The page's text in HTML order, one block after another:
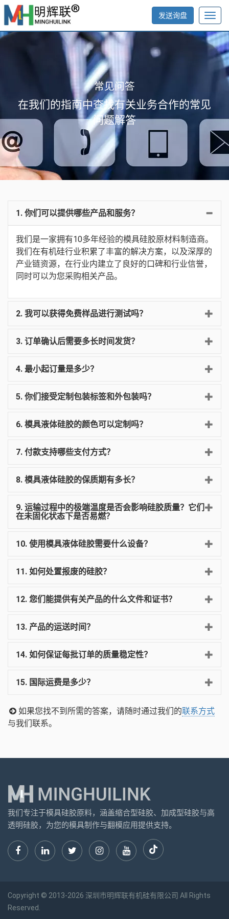
发送询盘
常见问答
在我们的指南中查找有关业务合作的常见
问题解答
1. 你们可以提供哪些产品和服务？
我们是一家拥有10多年经验的模具硅胶原材料制造商。
我们在有机硅行业积累了丰富的解决方案，以及深厚的
产业链资源，在行业内建立了良好的口碑和行业信誉，
同时可以为您采购相关产品。
2. 我可以获得免费样品进行测试吗？
3. 订单确认后需要多长时间发货？
4. 最小起订量是多少？
5. 你们接受定制包装标签和外包装吗？
6. 模具液体硅胶的颜色可以定制吗？
7. 付款支持哪些支付方式？
8. 模具液体硅胶的保质期有多长？
9. 运输过程中的极端温度是否会影响硅胶质量？它们
在未固化状态下是否易燃？
10. 使用模具液体硅胶需要什么设备？
11. 如何处置报废的硅胶？
12. 您们能提供有关产品的什么文件和证书？
13. 产品的运送时间？
14. 如何保证每批订单的质量稳定性？
15. 国际运费是多少？
如果您找不到所需的答案，请随时通过我们的联系方式
与我们联系。
我们专注于模具硅胶原料，涵盖缩合型硅胶、加成型硅胶与高
透明硅胶，为您的模具制作与翻模应用提供支持。
Copyright © 2013-2026 深圳市明辉联有机硅有限公司 All Rights
Reserved.